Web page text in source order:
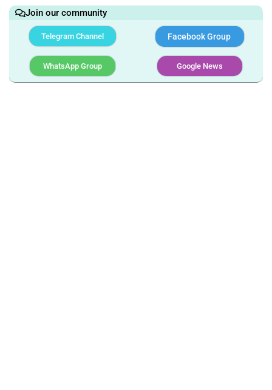
Join our community
Telegram Channel Facebook Group
WhatsApp Group Google News